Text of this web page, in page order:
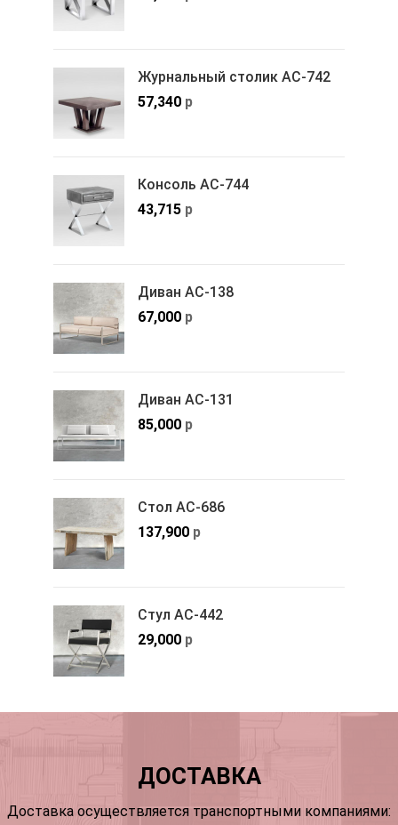
Журнальный столик АС-742
57,340 р
Консоль АС-744
43,715 р
Диван АС-138
67,000 р
Диван АС-131
85,000 р
Стол АС-686
137,900 р
Стул АС-442
29,000 р
ДОСТАВКА
Доставка осуществляется транспортными компаниями: